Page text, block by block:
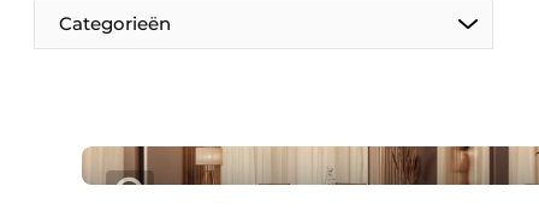
Categorieën